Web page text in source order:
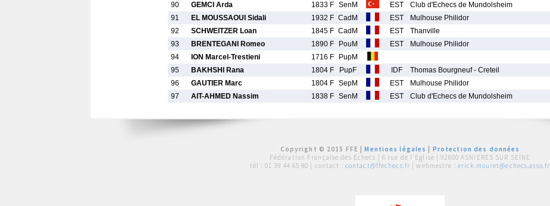
90
GEMCI Arda 1833 F SenM EST Club d'Echecs de Mundolsheim
91
EL MOUSSAOUI Sidali 1932 F CadM EST Mulhouse Philidor
92
SCHWEITZER Loan 1845 F CadM EST Thanville
93
BRENTEGANI Romeo 1890 F PouM EST Mulhouse Philidor
94
ION Marcel-Trestieni 1716 F PupM
95
BAKHSHI Rana 1804 F PupF IDF Thomas Bourgneuf - Creteil
96
GAUTIER Marc 1804 F SepM EST Mulhouse Philidor
97
AIT-AHMED Nassim 1838 F SenM EST Club d'Echecs de Mundolsheim
Copyright © 2015 FFE |Mentions légales
Protection des données
Fédération Française des Echecs | 6 rue de l'Eglise | 92600 ASNIERES SUR SEINE
tél : 01 39 44 65 80 | contact : contact@ffechecs.fr | webmestre : erick.mouret@echecs.asso.fr